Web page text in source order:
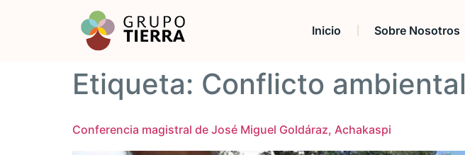
Inicio Sobre Nosotros
Etiqueta: Conflicto ambiental
Conferencia magistral de José Miguel Goldáraz, Achakaspi